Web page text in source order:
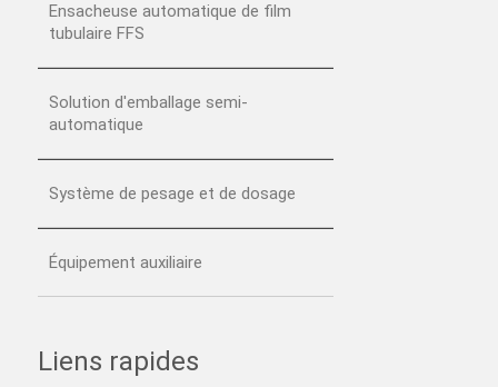
Ensacheuse automatique de film
tubulaire FFS
Solution d'emballage semi-
automatique
Système de pesage et de dosage
Équipement auxiliaire
Liens rapides